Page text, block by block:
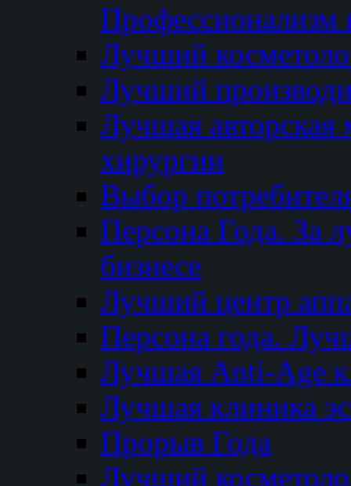
Профессионализм
Лучший
Лучший
Лучшая авторская
хирургии
Выбор
Персона Года. За
бизнесе
Лучший центр
Персона года.
Лучшая Anti-Age
Лучшая клиника
Прорыв Года
Лучший